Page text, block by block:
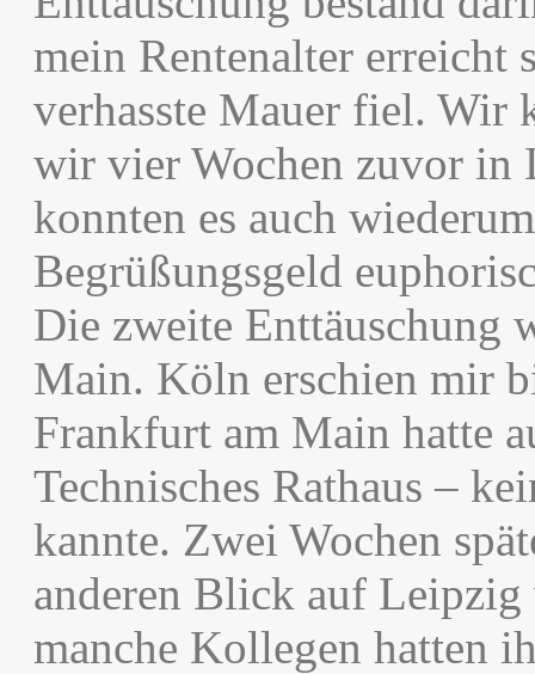
mein Rentenalter erreicht
verhasste Mauer fiel. Wir
wir vier Wochen zuvor in
konnten es auch
Begrüßungsgeld
Die zweite Enttäuschung
Main. Köln erschien mir
Frankfurt am Main hatte
Technisches Rathaus –
kannte. Zwei Wochen
anderen Blick auf
manche Kollegen hatten